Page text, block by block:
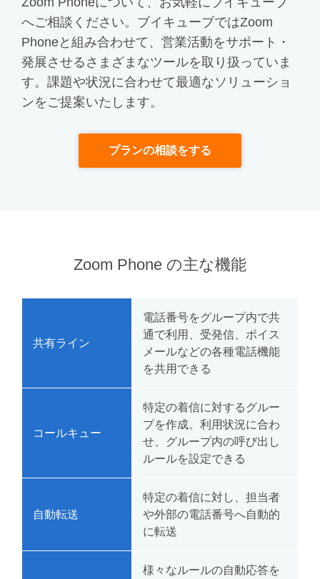
へご相談ください。 ブイキューブではZoom
Phoneと組み合わせて、営業活動をサポート・
発展させるさまざまなツールを取り扱っていま
す。課題や状況に合わせて最適なソリューショ
ンをご提案いたします。
プランの相談をする
Zoom Phone の主な機能
共有ライン
電話番号をグループ内で共
通で利用、受発信、ボイス
メールなどの各種電話機能
を共用できる
コールキュー
特定の着信に対するグルー
プを作成。利用状況に合わ
せ、グループ内の呼び出し
ルールを設定できる
自動転送
特定の着信に対し、担当者
や外部の電話番号へ自動的
に転送
様々なルールの自動応答を